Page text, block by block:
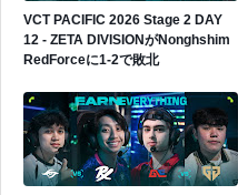
VCT PACIFIC 2026 Stage 2 DAY
12 - ZETA DIVISIONがNonghshim
RedForceに1-2で敗北